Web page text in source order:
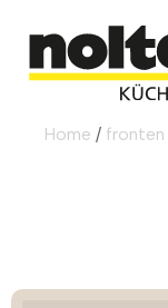
Home / fronten